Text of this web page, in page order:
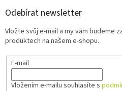
Odebírat newsletter
Vložte svůj e-mail a my vám budeme
produktech na našem e-shopu.
E-mail
Vložením e-mailu souhlasíte s